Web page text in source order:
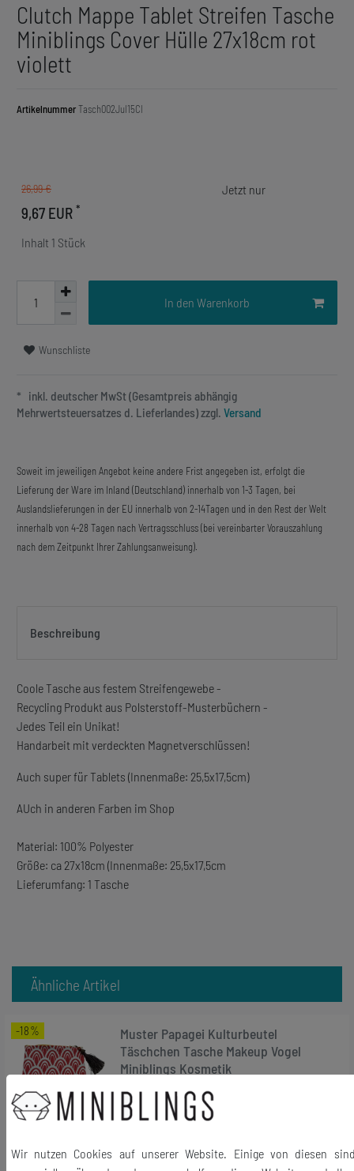
Clutch Mappe Tablet Streifen Tasche
Miniblings Cover Hülle 27x18cm rot
violett
ArtikelnummerTasch002Jul15Cl
26,99 €
9,67 EUR *
Inhalt 1 Stück
In den Warenkorb
Wunschliste
* inkl. deutscher MwSt (Gesamtpreis abhängig
Mehrwertsteuersatzes d. Lieferlandes) zzgl. Versand
Soweit im jeweiligen Angebot keine andere Frist angegeben ist, erfolgt die
Lieferung der Ware im Inland (Deutschland) innerhalb von 1-3 Tagen, bei
Auslandslieferungen in der EU innerhalb von 2-14Tagen und in den Rest der Welt
innerhalb von 4-28 Tagen nach Vertragsschluss (bei vereinbarter Vorauszahlung
nach dem Zeitpunkt Ihrer Zahlungsanweisung).
Beschreibung
Coole Tasche aus festem Streifengewebe -
Recycling Produkt aus Polsterstoff-Musterbüchern -
Jedes Teil ein Unikat!
Handarbeit mit verdeckten Magnetverschlüssen!
Auch super für Tablets (Innenmaße: 25,5x17,5cm)
AUch in anderen Farben im Shop
Material: 100% Polyester
Größe: ca 27x18cm (Innenmaße: 25,5x17,5cm
Lieferumfang: 1 Tasche
Ähnliche Artikel
-18%
Muster Papagei Kulturbeutel
Täschchen Tasche Makeup Vogel
Miniblings Kosmetik
24,99 €
20,51 € *
In den Warenkorb
Wir nutzen Cookies auf unserer Website. Einige von diesen